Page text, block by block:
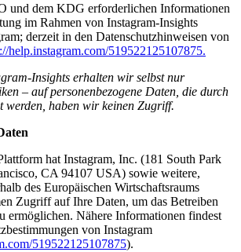
und dem KDG erforderlichen Informationen
im Rahmen von Instagram-Insights
derzeit in den Datenschutzhinweisen von
help.instagram.com/519522125107875.
Insights erhalten wir selbst nur
– auf personenbezogene Daten, die durch
werden, haben wir keinen Zugriff.
hat Instagram, Inc. (181 South Park
CA 94107 USA) sowie weitere,
des Europäischen Wirtschaftsraums
Zugriff auf Ihre Daten, um das Betreiben
ermöglichen. Nähere Informationen findest
von Instagram
519522125107875).